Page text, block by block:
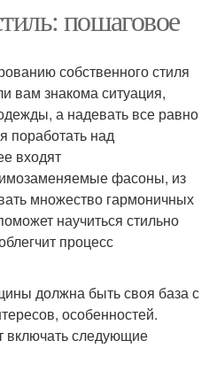
пошаговое
собственного стиля
вам знакома ситуация,
а надевать все равно
поработать над
входят
фасоны, из
множество гармоничных
научиться стильно
процесс
должна быть своя база с
особенностей.
включать следующие